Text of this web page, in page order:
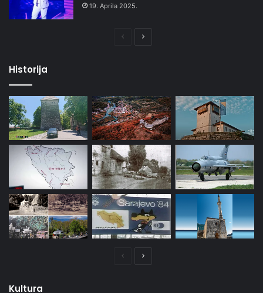
19. Aprila 2025.
PrethodnaNaredna
Historija
PrethodnaNaredna
Kultura